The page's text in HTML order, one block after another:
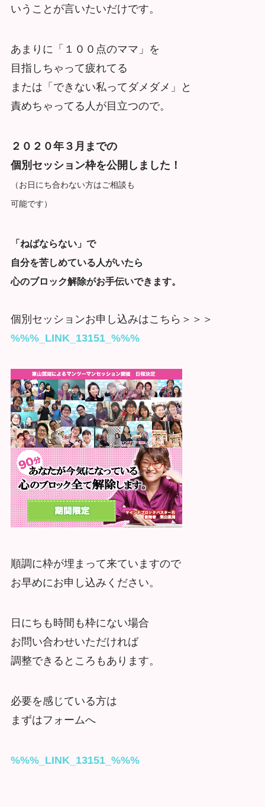
いうことが言いたいだけです。
あまりに「１００点のママ」を
目指しちゃって疲れてる
または「できない私ってダメダメ」と
責めちゃってる人が目立つので。
２０２０年３月までの
個別セッション枠を公開しました！
（お日にち合わない方はご相談も
可能です）
「ねばならない」で
自分を苦しめている人がいたら
心のブロック解除がお手伝いできます。
個別セッションお申し込みはこちら＞＞＞
%%%_LINK_13151_%%%
順調に枠が埋まって来ていますので
お早めにお申し込みください。
日にちも時間も枠にない場合
お問い合わせいただければ
調整できるところもあります。
必要を感じている方は
まずはフォームへ
%%%_LINK_13151_%%%